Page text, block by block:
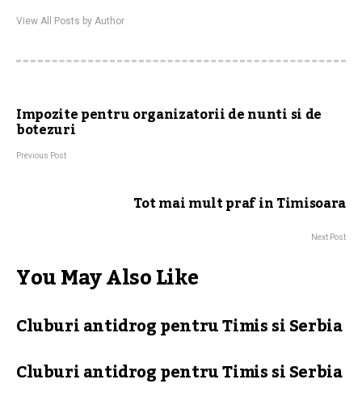
View All Posts by Author
Impozite pentru organizatorii de nunti si de
botezuri
Previous Post
Tot mai mult praf in Timisoara
Next Post
You May Also Like
Cluburi antidrog pentru Timis si Serbia
Cluburi antidrog pentru Timis si Serbia